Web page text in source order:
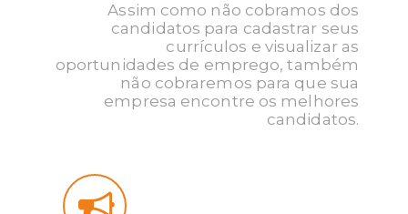
Assim como não cobramos dos
candidatos para cadastrar seus
currículos e visualizar as
oportunidades de emprego, também
não cobraremos para que sua
empresa encontre os melhores
candidatos.